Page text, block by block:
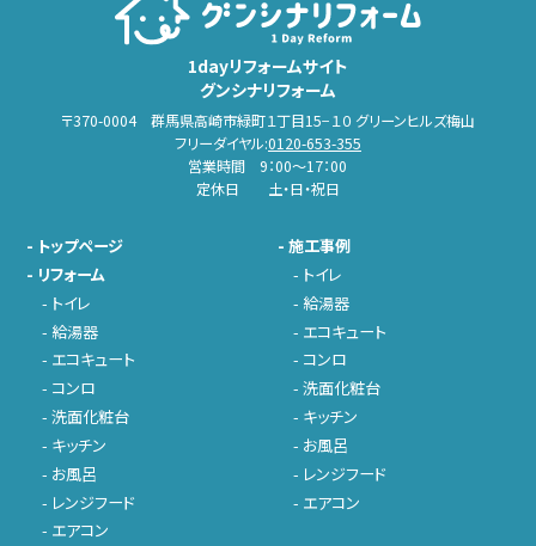
1dayリフォームサイト
グンシナリフォーム
〒370-0004 群馬県高崎市緑町１丁目15−１０ グリーンヒルズ梅山
フリーダイヤル:0120-653-355
営業時間 9：00～17：00
定休日 土・日・祝日
- トップページ
- リフォーム
- トイレ
- 給湯器
- エコキュート
- コンロ
- 洗面化粧台
- キッチン
- お風呂
- レンジフード
- エアコン
-施工事例
- トイレ
- 給湯器
- エコキュート
- コンロ
-洗面化粧台
- キッチン
- お風呂
- レンジフード
- エアコン